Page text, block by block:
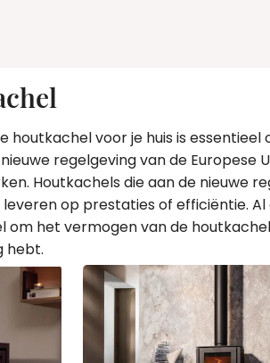
houtkachel voor je huis is
regelgeving van de
Houtkachels die aan de nieuwe
op prestaties of efficiëntie.
om het vermogen van de
hebt.